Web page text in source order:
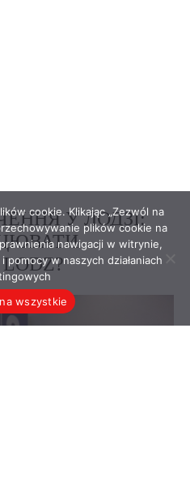
cookie. Klikając „Zezwól na
plików cookie na
nawigacji w witrynie,
w naszych działaniach
wszystkie